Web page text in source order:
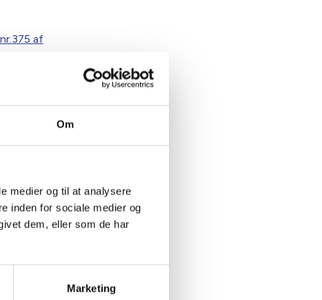
Om
medier og til at analysere
inden for sociale medier og
dem, eller som de har
Marketing
af
af
Bolig- og
år efter
frist den